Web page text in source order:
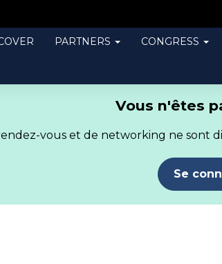
PARTNERS CONGRESS
Vous n'êtes
vous et de networking ne sont
Se